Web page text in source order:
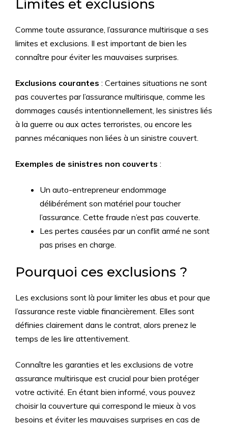
Limites et exclusions
Comme toute assurance, l’assurance multirisque a ses
limites et exclusions. Il est important de bien les
connaître pour éviter les mauvaises surprises.
Exclusions courantes : Certaines situations ne sont
pas couvertes par l’assurance multirisque, comme les
dommages causés intentionnellement, les sinistres liés
à la guerre ou aux actes terroristes, ou encore les
pannes mécaniques non liées à un sinistre couvert.
Exemples de sinistres non couverts :
Un auto-entrepreneur endommage
délibérément son matériel pour toucher
l’assurance. Cette fraude n’est pas couverte.
Les pertes causées par un conflit armé ne sont
pas prises en charge.
Pourquoi ces exclusions ?
Les exclusions sont là pour limiter les abus et pour que
l’assurance reste viable financièrement. Elles sont
définies clairement dans le contrat, alors prenez le
temps de les lire attentivement.
Connaître les garanties et les exclusions de votre
assurance multirisque est crucial pour bien protéger
votre activité. En étant bien informé, vous pouvez
choisir la couverture qui correspond le mieux à vos
besoins et éviter les mauvaises surprises en cas de